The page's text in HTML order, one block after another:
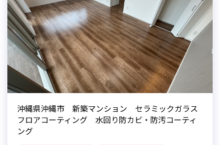
沖縄県沖縄市 新築マンション セラミックガラス
フロアコーティング 水回り防カビ・防汚コーティ
ング